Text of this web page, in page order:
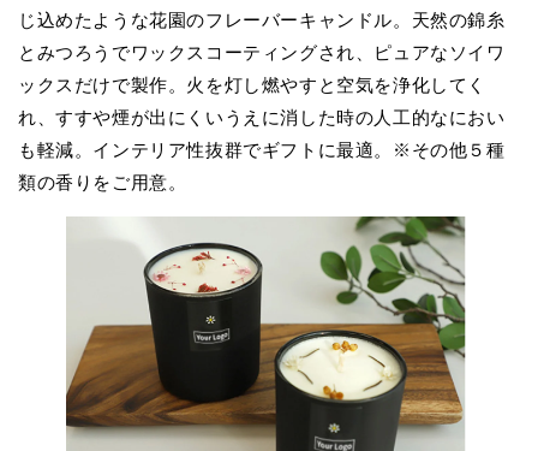
じ込めたような花園のフレーバーキャンドル。天然の錦糸
とみつろうでワックスコーティングされ、ピュアなソイワ
ックスだけで製作。火を灯し燃やすと空気を浄化してく
れ、すすや煙が出にくいうえに消した時の人工的なにおい
も軽減。インテリア性抜群でギフトに最適。※その他５種
類の香りをご用意。